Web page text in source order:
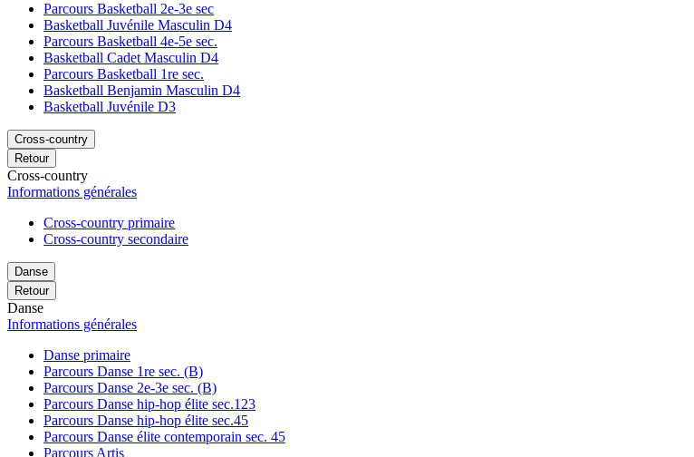
Parcours Basketball 2e-3e sec
Basketball Juvénile Masculin D4
Parcours Basketball 4e-5e sec.
Basketball Cadet Masculin D4
Parcours Basketball 1re sec.
Basketball Benjamin Masculin D4
Basketball Juvénile D3
Cross-country
Retour
Cross-country
Informations générales
Cross-country primaire
Cross-country secondaire
Danse
Retour
Danse
Informations générales
Danse primaire
Parcours Danse 1re sec. (B)
Parcours Danse 2e-3e sec. (B)
Parcours Danse hip-hop élite sec.123
Parcours Danse hip-hop élite sec.45
Parcours Danse élite contemporain sec. 45
Parcours Artis